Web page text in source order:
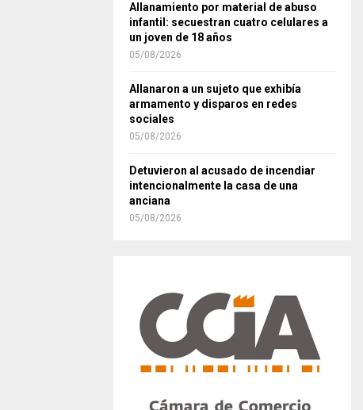
Allanamiento por material de abuso
infantil: secuestran cuatro celulares a
un joven de 18 años
05/08/2026
Allanaron a un sujeto que exhibía
armamento y disparos en redes
sociales
05/08/2026
Detuvieron al acusado de incendiar
intencionalmente la casa de una
anciana
05/08/2026